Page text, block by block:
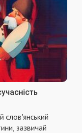
слов'янський
зазвичай